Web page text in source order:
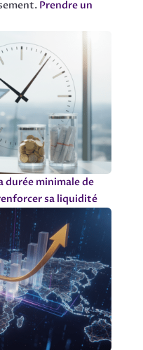
Prendre un
durée minimale de
sa liquidité